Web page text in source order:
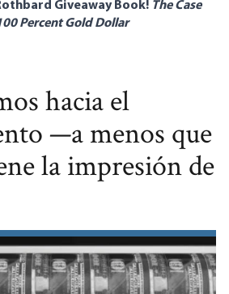
Giveaway Book! The Case
Percent Gold Dollar
hacia el
—a menos que
la impresión de